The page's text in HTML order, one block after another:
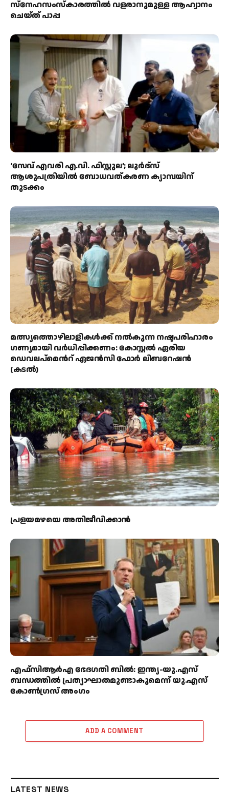
സ്നേഹസംസ്കാരത്തിൽ വളരാനുമുള്ള ആഹ്വാനം
ചെയ്ത് പാപ്പ
‘സേവ് എവരി എ.വി. ഫിസ്റ്റുല’; ലൂർദ്‌സ്
ആശുപത്രിയിൽ ബോധവത്കരണ ക്യാമ്പയിന്
തുടക്കം
മത്സ്യത്തൊഴിലാളികള്‍ക്ക് നല്‍കുന്ന നഷ്ടപരിഹാരം
ഗണ്യമായി വര്‍ധിപ്പിക്കണം: കോസ്റ്റല്‍ ഏരിയ
ഡെവലപ്മെന്‍റ് ഏജന്‍സി ഫോര്‍ ലിബറേഷന്‍
(കടല്‍)
പ്രളയമഴയെ അതിജീവിക്കാന്‍
എഫ്‌സിആർഎ ഭേദഗതി ബിൽ: ഇന്ത്യ-യു.എസ്
ബന്ധത്തിൽ പ്രത്യാഘാതമുണ്ടാകുമെന്ന് യു.എസ്
കോൺഗ്രസ് അംഗം
ADD A COMMENT
LATEST NEWS